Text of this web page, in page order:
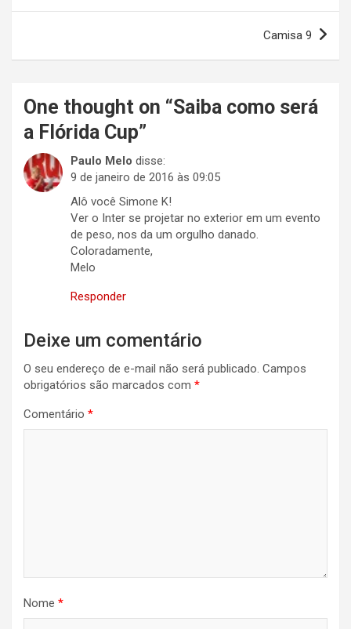
Camisa 9
One thought on “Saiba como será
a Flórida Cup”
Paulo Melo disse:
9 de janeiro de 2016 às 09:05
Alô você Simone K!
Ver o Inter se projetar no exterior em um evento
de peso, nos da um orgulho danado.
Coloradamente,
Melo
Responder
Deixe um comentário
O seu endereço de e-mail não será publicado. Campos
obrigatórios são marcados com *
Comentário *
Nome *